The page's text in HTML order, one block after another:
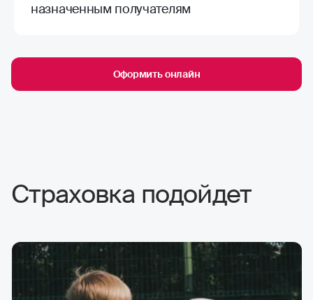
назначенным получателям
Оформить онлайн
Страховка подойдет